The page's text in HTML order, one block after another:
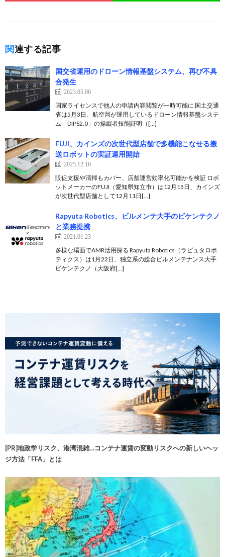
関連する記事
国交省運用のドローン情報基盤システム、再び不具
合発生
2023.05.06
国家ライセンスで他人の申請内容閲覧が一時可能に 国土交通
省は5月3日、航空局が運用しているドローン情報基盤システ
ム「DIPS2.0」の操縦者技能証明（[…]
FUJI、カインズの次世代型店舗で多機能こなせる搬
送ロボットの実証運用開始
2025.12.16
販促支援や清掃もカバー、店舗運営効率化可能かを検証 ロボ
ットメーカーのFUJI（愛知県知立市）は12月15日、カインズ
が次世代型店舗として12月11日[…]
Rapyuta Robotics、ビルメンテ大手のビケンテクノ
と業務提携
2021.01.23
多様な場面でAMR活用探る Rapyuta Robotics（ラピュタロボ
ティクス）は1月22日、独立系の総合ビルメンテナンス大手
ビケンテクノ（大阪府[…]
[PR]地政学リスク、港湾混雑…コンテナ運賃の変動リスクへの新しいヘッ
ジ方法「FFA」とは